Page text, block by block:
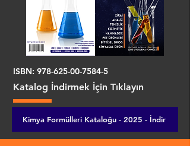
ISBN: 978-625-00-7584-5
Katalog İndirmek İçin Tıklayın
Kimya Formülleri Kataloğu - 2025 - İndir